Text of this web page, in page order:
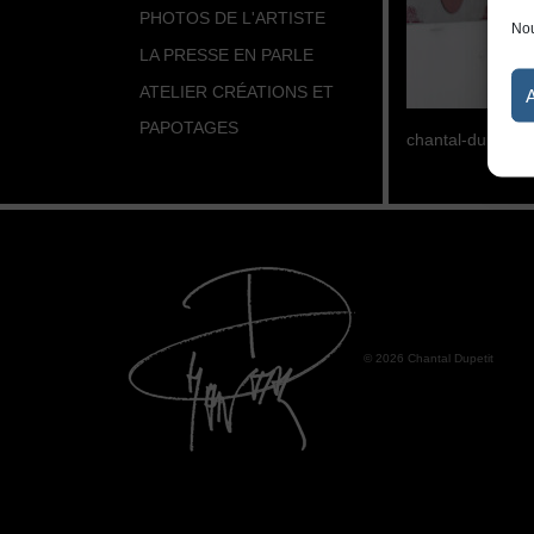
chantal-dupetit-
PHOTOS DE L'ARTISTE
LA PRESSE EN PARLE
ATELIER CRÉATIONS ET
PAPOTAGES
© 2026 Chantal Dupetit